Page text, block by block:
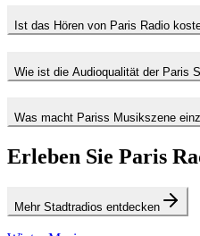
Ist das Hören von Paris Radio
Wie ist die Audioqualität der Paris
Was macht Pariss Musikszene
Erleben Sie Paris
Mehr Stadtradios entdecken